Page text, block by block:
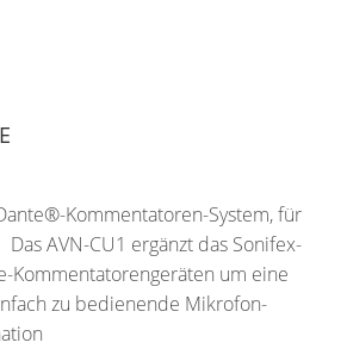
Kommentatoren-System, für
AVN-CU1 ergänzt das Sonifex-
Kommentatorengeräten um eine
zu bedienende Mikrofon-